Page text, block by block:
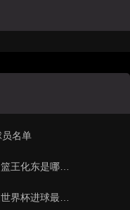
名单
东是哪里人？
多的球员是谁？